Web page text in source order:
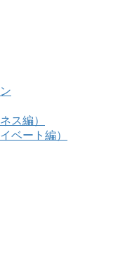
ス編）
ベート編）